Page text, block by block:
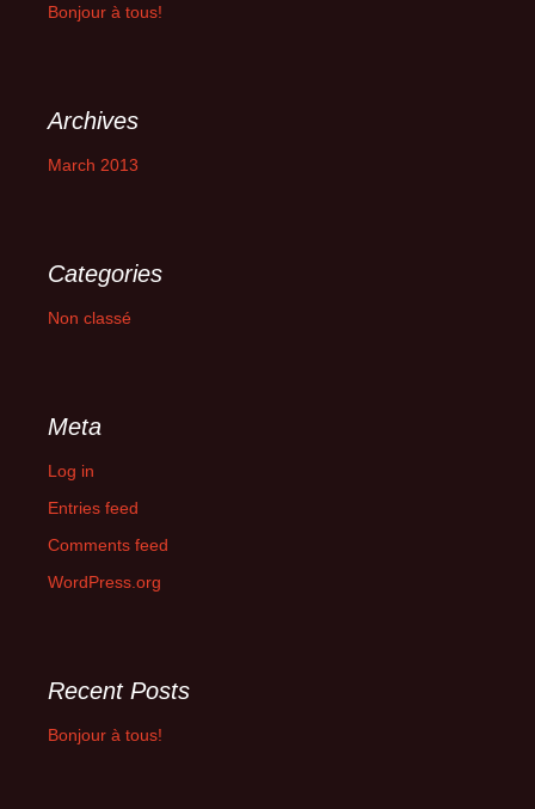
Bonjour à tous!
Archives
March 2013
Categories
Non classé
Meta
Log in
Entries feed
Comments feed
WordPress.org
Recent Posts
Bonjour à tous!